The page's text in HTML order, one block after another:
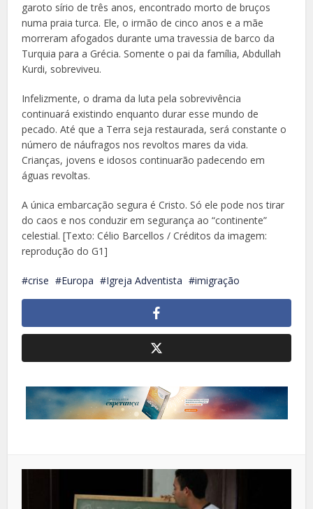
garoto sírio de três anos, encontrado morto de bruços
numa praia turca. Ele, o irmão de cinco anos e a mãe
morreram afogados durante uma travessia de barco da
Turquia para a Grécia. Somente o pai da família, Abdullah
Kurdi, sobreviveu.
Infelizmente, o drama da luta pela sobrevivência
continuará existindo enquanto durar esse mundo de
pecado. Até que a Terra seja restaurada, será constante o
número de náufragos nos revoltos mares da vida.
Crianças, jovens e idosos continuarão padecendo em
águas revoltas.
A única embarcação segura é Cristo. Só ele pode nos tirar
do caos e nos conduzir em segurança ao “continente”
celestial. [Texto: Célio Barcellos / Créditos da imagem:
reprodução do G1]
crise Europa Igreja Adventista imigração